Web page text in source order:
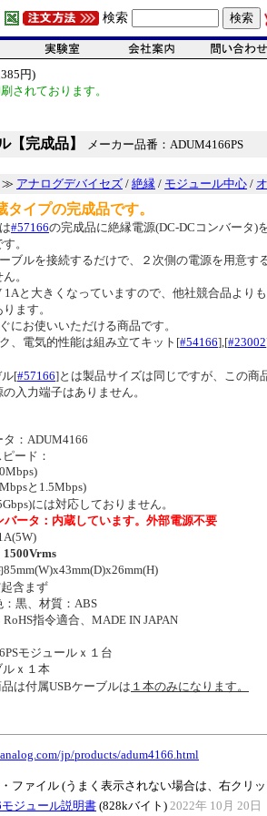
検索
円)
されております。
【完成品】
メーカー品番：ADUM4166PS
≫ アナログデバイセズ / 絶縁 / モジュール中心 /
タイプの完成品です。
#57166の完成品に絶縁電源(DC-DCコンバータ)
。
ブルを接続するだけで、２次側の電源を用意す
。
1Aと大きくなっていますので、他社競合品よりも
ます。
にお使いいただける商品です。
、電気的性能は組み立てキット[#54166],[#23002
[#57166]とは製品サイズは同じですが、この商
入力端子はありません。
：ADUM4166
ード：
と1.5Mbps)
には対応しておりません。
バータ：内蔵しています。外部電源不要
含まず
黒、材質：ABS
指令適合、MADE IN JAPAN
モジュールｘ１台
ｘ１本
は付属USBケーブルは １本のみになります。
jp/products/adum4166.html
ファイル (うまく表示されない場合は、右クリ
ジュール説明書 (828kバイト) 2022年 10月 20日